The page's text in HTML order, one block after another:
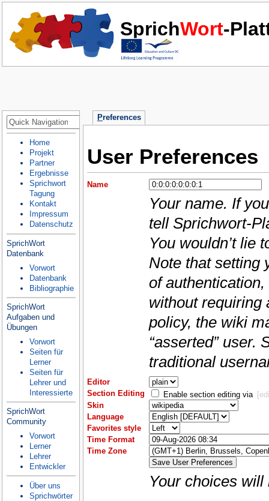
SprichWort-
Preferences
User Preferences
Name
Your name. If
tell Sprichwort-
You wouldn’t lie
Note that setting
of
without requiring
policy, the wiki
“asserted” user.
traditional
Editor
Section Editing
Enable section editing via
Skin
Language
Favorites style
Time Format
Time Zone
Your choices
Home
Projekt
Partner
Ergebnisse
Sprichwort
Tagung
Kontakt
Impressum
Datenschutz
SprichWort
Datenbank
Vorwort
Datenbank
Bibliographie
SprichWort
Aufgaben und
Übungen
Vorwort
Seiten für
Lerner
Seiten für
Lehrer und
Interessierte
SprichWort
Community
Vorwort
Lerner
Lehrer
Entwickler
Über uns
Sprichwörter